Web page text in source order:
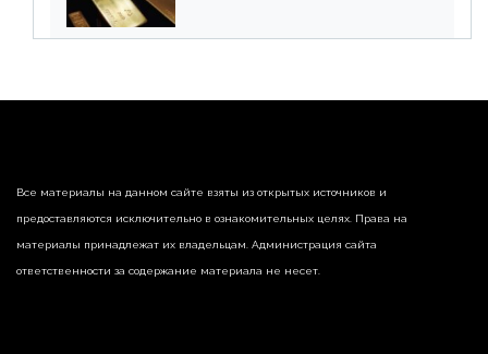
страны
Все материалы на данном сайте взяты из открытых источников и
предоставляются исключительно в ознакомительных целях. Права на
материалы принадлежат их владельцам. Администрация сайта
ответственности за содержание материала не несет.